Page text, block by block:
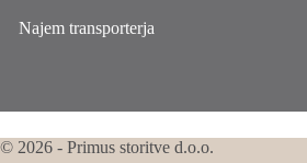
Najem transporterja
© 2026 - Primus storitve d.o.o.